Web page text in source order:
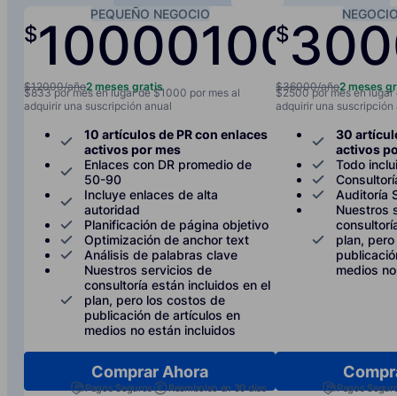
PEQUEÑO NEGOCIO
$100001000/año/
$12000/año2 meses gratis
$833 por mes en lugar de $1000 por mes al
adquirir una suscripción anual
10 artículos de PR con enlaces
activos por mes
Enlaces con DR promedio de
50-90
Incluye enlaces de alta
autoridad
Planificación de página objetivo
Optimización de anchor text
Análisis de palabras clave
Nuestros servicios de
consultoría están incluidos en el
plan, pero los costos de
publicación de artículos en
medios no están incluidos
Comprar Ahora
Pagos Seguros
Reembolso en 30 días
$
$36000/año2 meses
$2500 por mes en
adquirir una suscripción
30
activos
Todo
Auditoría
Nuestros
plan,
medios
Pagos